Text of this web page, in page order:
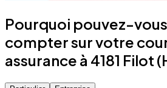
Pourquoi pouvez-
compter sur votre
assurance à 4181 Filot